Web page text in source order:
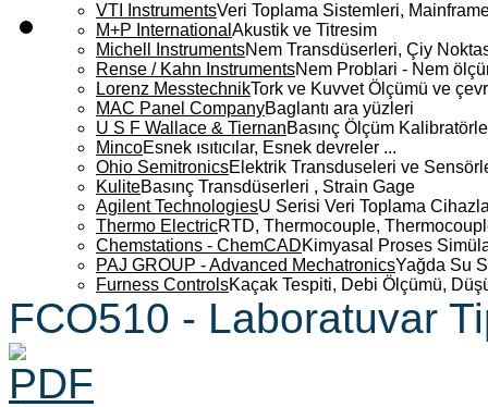
VTI InstrumentsVeri Toplama Sistemleri,
M+P International Akustik ve Titresim
Michell InstrumentsNem Transdüserleri, Çiy
Rense / Kahn InstrumentsNem Problari - Nem
Lorenz MesstechnikTork ve Kuvvet Ölçümü ve
MAC Panel CompanyBaglantı ara yüzleri
U S F Wallace & TiernanBasınç Ölçüm
MincoEsnek ısıtıcılar, Esnek devreler ...
Ohio SemitronicsElektrik Transduseleri ve
KuliteBasınç Transdüserleri , Strain Gage
Agilent TechnologiesU Serisi Veri Toplama
Thermo ElectricRTD, Thermocouple,
Chemstations - ChemCADKimyasal Proses
PAJ GROUP - Advanced MechatronicsYağda Su
Furness ControlsKaçak Tespiti, Debi Ölçümü,
FCO510 - Laboratuvar